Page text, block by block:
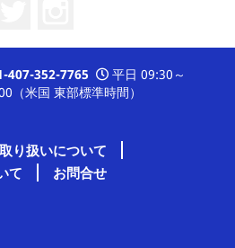
407-352-7765
平日 09:30～
（米国 東部標準時間）
り扱いについて
て
お問合せ